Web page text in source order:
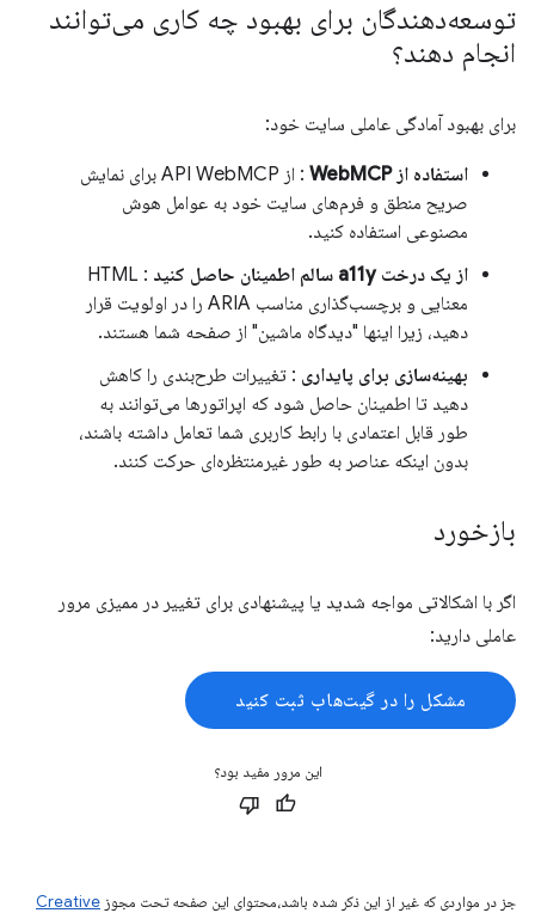
توسعه‌دهندگان برای بهبود چه کاری می‌توانند
انجام دهند؟
برای بهبود آمادگی عاملی سایت خود:
استفاده از WebMCP
: از API WebMCP برای نمایش
صریح منطق و فرم‌های سایت خود به عوامل هوش
مصنوعی استفاده کنید.
از یک درخت a11y سالم اطمینان حاصل کنید
: HTML
معنایی و برچسب‌گذاری مناسب ARIA را در اولویت قرار
دهید، زیرا اینها "دیدگاه ماشین" از صفحه شما هستند.
بهینه‌سازی برای پایداری : تغییرات طرح‌بندی را کاهش
دهید تا اطمینان حاصل شود که اپراتورها می‌توانند به
طور قابل اعتمادی با رابط کاربری شما تعامل داشته باشند،
بدون اینکه عناصر به طور غیرمنتظره‌ای حرکت کنند.
بازخورد
اگر با اشکالاتی مواجه شدید یا پیشنهادی برای تغییر در ممیزی مرور
عاملی دارید:
مشکل را در گیت‌هاب ثبت کنید
این مرور مفید بود؟
جز در مواردی که غیر از این ذکر شده باشد،‌محتوای این صفحه تحت مجوز Creative